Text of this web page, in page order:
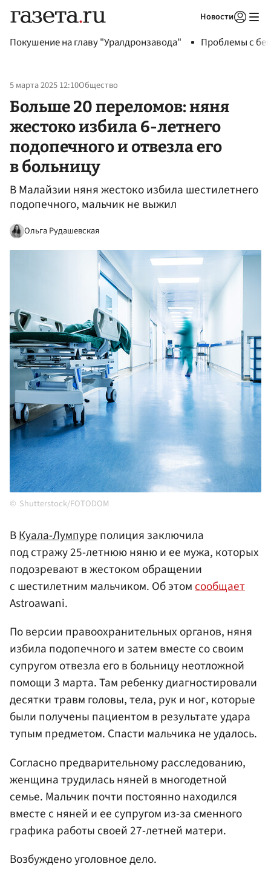
Новости
Покушение на главу "Уралдронзавода" Проблемы с
5 марта 2025 12:10Общество
Больше 20 переломов: няня
жестоко избила 6-летнего
подопечного и отвезла его
в больницу
В Малайзии няня жестоко избила шестилетнего
подопечного, мальчик не выжил
Ольга Рудашевская
Shutterstock/FOTODOM
ВКуала-Лумпуреполиция заключила
под стражу 25-летнюю няню и ее мужа, которых
подозревают в жестоком обращении
с шестилетним мальчиком. Об этомсообщает
Astroawani.
По версии правоохранительных органов, няня
избила подопечного и затем вместе со своим
супругом отвезла его в больницу неотложной
помощи 3 марта. Там ребенку диагностировали
десятки травм головы, тела, рук и ног, которые
были получены пациентом в результате удара
тупым предметом. Спасти мальчика не удалось.
Согласно предварительному расследованию,
женщина трудилась няней в многодетной
семье. Мальчик почти постоянно находился
вместе с няней и ее супругом из-за сменного
графика работы своей 27-летней матери.
Возбуждено уголовное дело.